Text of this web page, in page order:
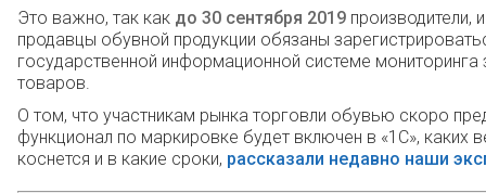
Это важно, так как до 30 сентября 2019 производители,
продавцы обувной продукции обязаны
государственной информационной системе
товаров.
О том, что участникам рынка торговли обувью скоро
функционал по маркировке будет включен в «1С», каких
коснется и в какие сроки, рассказали недавно наши